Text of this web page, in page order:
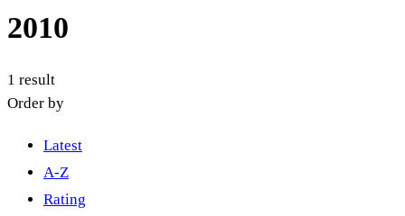
2010
1 result
Order by
Latest
A-Z
Rating